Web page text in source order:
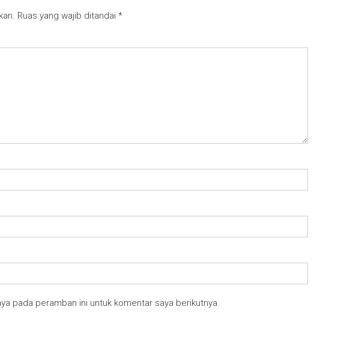
Ruas yang wajib ditandai *
pada peramban ini untuk komentar saya berikutnya.